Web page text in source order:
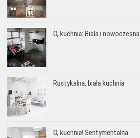
O, kuchnia: Biała i nowoczesna
Rustykalna, biała kuchnia
O, kuchnia! Sentymentalna